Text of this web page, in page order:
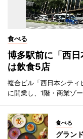
食べる
博多駅前に「西
は飲食5店
複合ビル「西日本シティ
に開業し、1階・商業ゾ
食べる
グラン